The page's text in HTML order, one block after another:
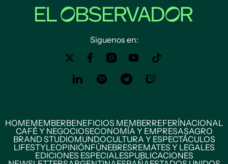
Siguenos en:
HOMEMEMBERBENEFICIOS MEMBERREFERÍNACIONAL
CAFÉ Y NEGOCIOSECONOMÍA Y EMPRESASAGRO
BRAND STUDIOMUNDOCULTURA Y ESPECTÁCULOS
LIFESTYLEOPINIÓNFÚNEBRESREMATES Y LEGALES
EDICIONES ESPECIALESPUBLICACIONES